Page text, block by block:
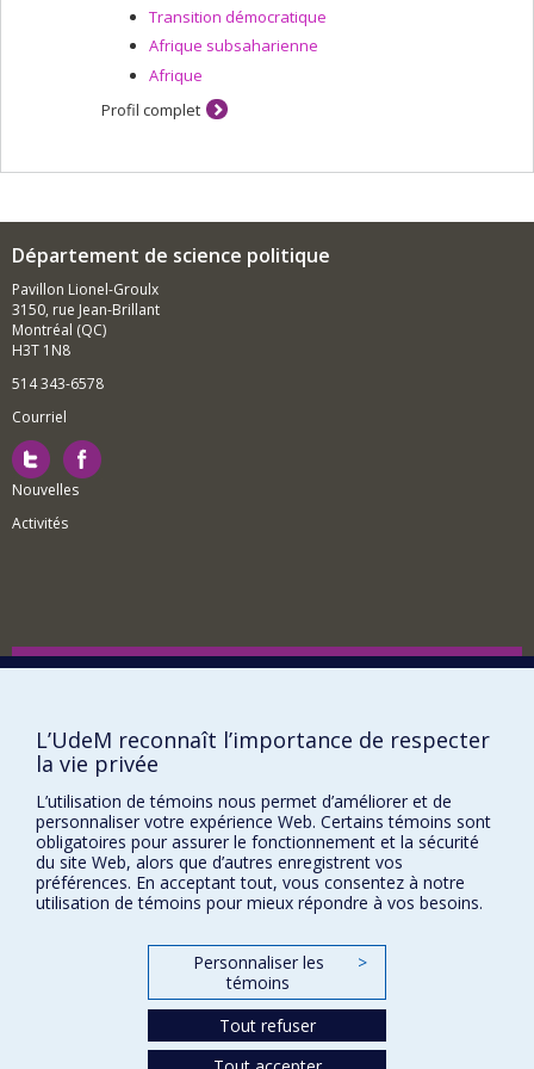
Transition démocratique
Afrique subsaharienne
Afrique
Profil complet
Département de science politique
Pavillon Lionel-Groulx
3150, rue Jean-Brillant
Montréal (QC)
H3T 1N8
514 343-6578
Courriel
Nouvelles
Activités
Comment soutenir le Département?
Plan du site
Signaler une erreur
Accessibilité
FACULTÉ DES ARTS ET DES SCIENCES
Nos départements et écoles
L’UdeM reconnaît l’importance de respecter
la vie privée
L’utilisation de témoins nous permet d’améliorer et de
personnaliser votre expérience Web. Certains témoins sont
obligatoires pour assurer le fonctionnement et la sécurité
du site Web, alors que d’autres enregistrent vos
préférences. En acceptant tout, vous consentez à notre
utilisation de témoins pour mieux répondre à vos besoins.
Personnaliser les
témoins
>
Tout refuser